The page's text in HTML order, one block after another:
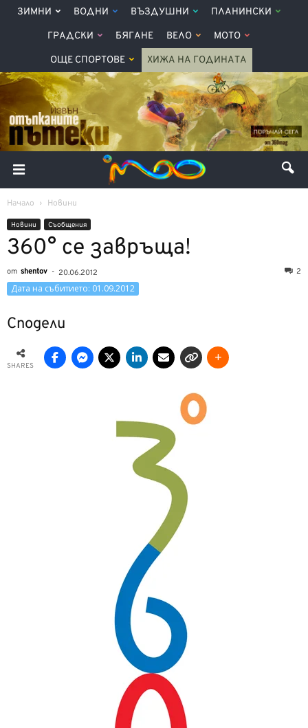
ЗИМНИ ВОДНИ ВЪЗДУШНИ ПЛАНИНСКИ
ГРАДСКИ БЯГАНЕ ВЕЛО МОТО
ОЩЕ СПОРТОВЕ ХИЖА НА ГОДИНАТА
Начало Новини
Новини Съобщения
360° се завръща!
от shentov - 20.06.2012 2
Дата на събитието: 01.09.2012
Сподели
SHARES